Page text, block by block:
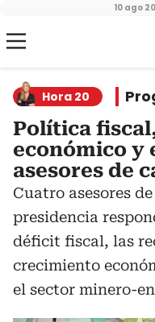
10 ago
Hora 20
Política
económico y
asesores de
Cuatro asesores
presidencia
déficit fiscal, las
crecimiento
el sector minero-